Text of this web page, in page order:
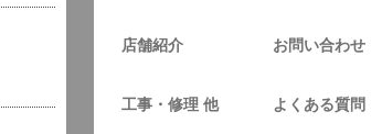
店舗紹介 お問い合わせ
工事・修理 他 よくある質問